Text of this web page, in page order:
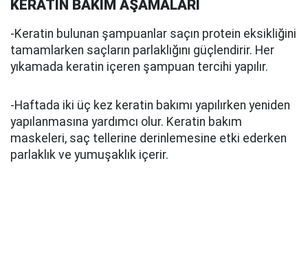
KERATİN BAKIM AŞAMALARI
-Keratin bulunan şampuanlar saçın protein eksikliğini
tamamlarken saçların parlaklığını güçlendirir. Her
yıkamada keratin içeren şampuan tercihi yapılır.
-Haftada iki üç kez keratin bakımı yapılırken yeniden
yapılanmasına yardımcı olur. Keratin bakım
maskeleri, saç tellerine derinlemesine etki ederken
parlaklık ve yumuşaklık içerir.